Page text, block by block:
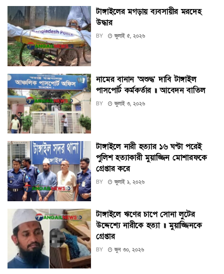
টাঙ্গাইলের মগড়ায় ব্যবসায়ীর মরদেহ
উদ্ধার
BY জুলাই ৫, ২০২৬
নামের বানান ‘অশুদ্ধ’ দাবি টাঙ্গাইল
পাসপোর্ট কর্মকর্তার ॥ আবেদন বাতিল
BY জুলাই ৩, ২০২৬
টাঙ্গাইলে নারী হত্যার ১৬ ঘণ্টা পরেই
পুলিশ হত্যাকারী মুয়াজ্জিন মোশারফকে
গ্রেপ্তার করে
BY জুলাই ১, ২০২৬
টাঙ্গাইলে ঋণের চাপে সোনা লুটের
উদ্দেশ্যে নারীকে হত্যা ॥ মুয়াজ্জিনকে
গ্রেপ্তার
BY জুন ৩০, ২০২৬